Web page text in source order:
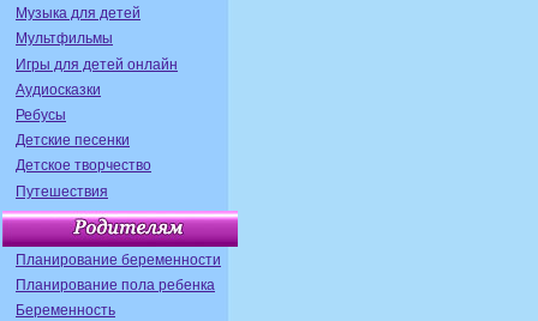
Музыка для детей
Мультфильмы
Игры для детей онлайн
Аудиосказки
Ребусы
Детские песенки
Детское творчество
Путешествия
Планирование беременности
Планирование пола ребенка
Беременность